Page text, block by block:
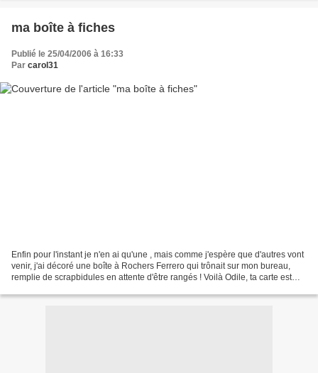
ma boîte à fiches
Publié le 25/04/2006 à 16:33
Par carol31
Enfin pour l'instant je n'en ai qu'une , mais comme j'espère que d'autres vont
venir, j'ai décoré une boîte à Rochers Ferrero qui trônait sur mon bureau,
remplie de scrapbidules en attente d'être rangés ! Voilà Odile, ta carte est